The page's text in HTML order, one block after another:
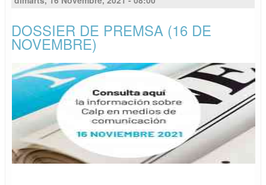
DOSSIER DE PREMSA (16 DE
NOVEMBRE)